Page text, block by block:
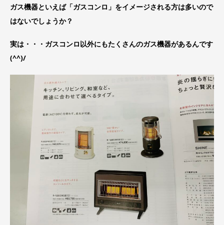
ガス機器といえば「ガスコンロ」をイメージされる方は多いので
はないでしょうか？
実は・・・ガスコンロ以外にもたくさんのガス機器があるんです
(^^)/